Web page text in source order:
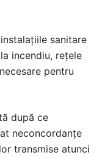
sanitare
incendiu, rețele
pentru
după ce
neconcordanțe
transmise atunci